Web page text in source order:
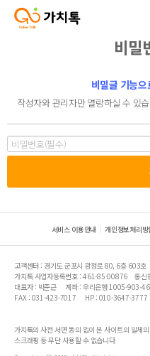
비밀
비밀글 기능
작성자와 관리자만 열람하실 수 있
서비스 이용안내 개인정보처리방
고객센터 : 경기도 군포시 광정로 80, 6층 603호
가치톡 사업자등록번호 : 461-85-00876
통신
대표자 : 박준근
계좌 : 우리은행 1005-903-
FAX : 031-423-7017
HP : 010-3647-3777
가치톡의 사전 서면 동의 없이 본 사이트의 일체
스크래핑 등 무단 사용할 수 없습니다